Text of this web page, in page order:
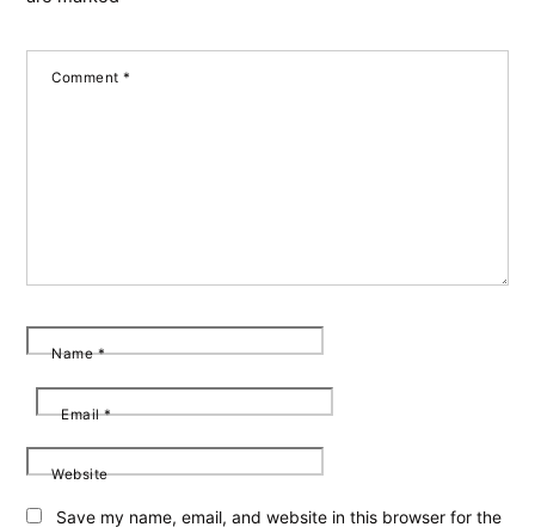
Comment*
Name*
Email*
Website
Save my name, email, and website in this browser for the